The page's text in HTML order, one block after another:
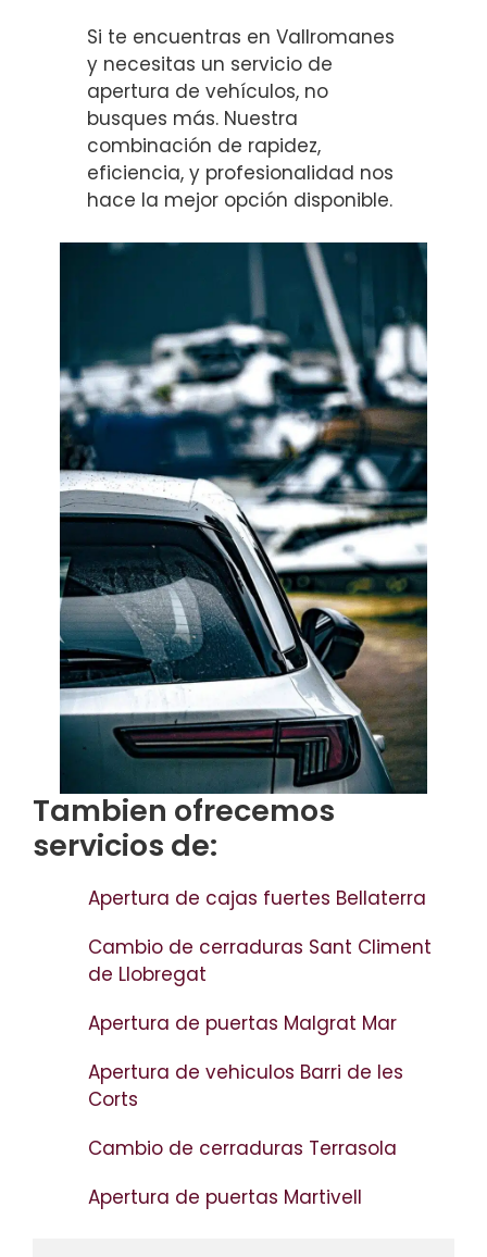
Si te encuentras en Vallromanes
y necesitas un servicio de
apertura de vehículos, no
busques más. Nuestra
combinación de rapidez,
eficiencia, y profesionalidad nos
hace la mejor opción disponible.
Tambien ofrecemos
servicios de:
Apertura de cajas fuertes Bellaterra
Cambio de cerraduras Sant Climent
de Llobregat
Apertura de puertas Malgrat Mar
Apertura de vehiculos Barri de les
Corts
Cambio de cerraduras Terrasola
Apertura de puertas Martivell